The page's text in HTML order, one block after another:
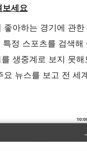
보세요
아하는 경기에 관
정 스포츠를 검색해
생중계로 보지 못
뉴스를 보고 전 세